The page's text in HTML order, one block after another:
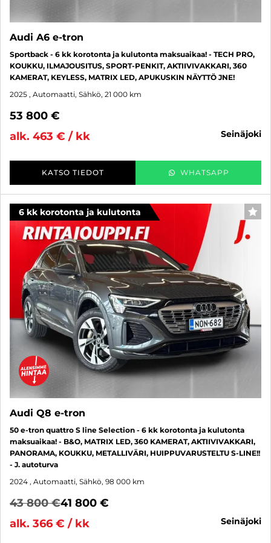
Audi A6 e-tron
Sportback - 6 kk korotonta ja kulutonta maksuaikaa! - TECH PRO,
KOUKKU, ILMAJOUSITUS, SPORT-PENKIT, AKTIIVIVAKKARI, 360
KAMERAT, KEYLESS, MATRIX LED, APUKUSKIN NÄYTTÖ JNE!
2025 , Automaatti, Sähkö, 21 000 km
53 800 €
alk. 463 € / kk
seinäjoki
KATSO TIEDOT WHATSAPP
6 kk korotonta ja kulutonta
Audi Q8 e-tron
50 e-tron quattro S line Selection - 6 kk korotonta ja kulutonta
maksuaikaa! - B&O, MATRIX LED, 360 KAMERAT, AKTIIVIVAKKARI,
PANORAMA, KOUKKU, METALLIVÄRI, HUIPPUVARUSTELTU S-LINE!!
- J. autoturva
2024 , Automaatti, Sähkö, 98 000 km
43 800 €41 800 €
alk. 366 € / kk
seinäjoki